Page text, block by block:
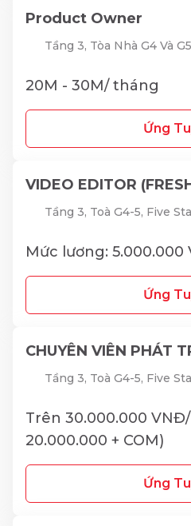
Product Owner
Tầng 3, Tòa Nhà G4 Và
20M - 30M/ tháng
Ứng
VIDEO EDITOR
Tầng 3, Toà G4-5, Five
Mức lương:
Ứng
CHUYÊN VIÊN PHÁT
Tầng 3, Toà G4-5, Five
Trên 30.000.000
20.000.000 + COM)
Ứng